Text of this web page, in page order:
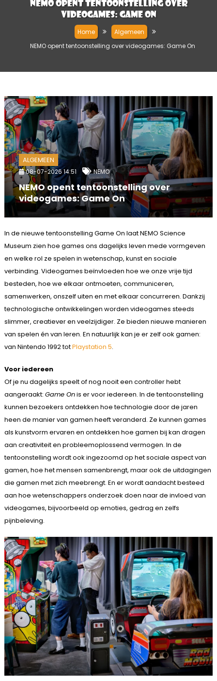
NEMO opent tentoonstelling over
videogames: Game On
Home
Algemeen
NEMO opent tentoonstelling over videogames: Game On
ALGEMEEN
08-07-2026 14:51 NEMO
NEMO opent tentoonstelling over
videogames: Game On
In de nieuwe tentoonstelling Game On laat NEMO Science
Museum zien hoe games ons dagelijks leven mede vormgeven
en welke rol ze spelen in wetenschap, kunst en sociale
verbinding. Videogames beïnvloeden hoe we onze vrije tijd
besteden, hoe we elkaar ontmoeten, communiceren,
samenwerken, onszelf uiten en met elkaar concurreren. Dankzij
technologische ontwikkelingen worden videogames steeds
slimmer, creatiever en veelzijdiger. Ze bieden nieuwe manieren
van spelen én van leren. En natuurlijk kan je er zelf ook gamen:
van Nintendo 1992 totPlaystation 5.
Voor iedereen
Of je nu dagelijks speelt of nog nooit een controller hebt
aangeraakt: Game Onis er voor iedereen. In de tentoonstelling
kunnen bezoekers ontdekken hoe technologie door de jaren
heen de manier van gamen heeft veranderd. Ze kunnen games
als kunstvorm ervaren en ontdekken hoe gamen bij kan dragen
aan creativiteit en probleemoplossend vermogen. In de
tentoonstelling wordt ook ingezoomd op het sociale aspect van
gamen, hoe het mensen samenbrengt, maar ook de uitdagingen
die gamen met zich meebrengt. En er wordt aandacht besteed
aan hoe wetenschappers onderzoek doen naar de invloed van
videogames, bijvoorbeeld op emoties, gedrag en zelfs
pijnbeleving.